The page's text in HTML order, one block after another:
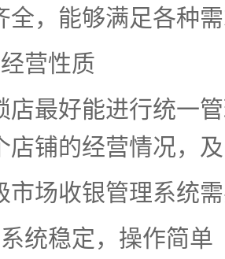
全，能够满足各种
性质
最好能进行统一管
店铺的经营情况，
场收银管理系统需
稳定，操作简单